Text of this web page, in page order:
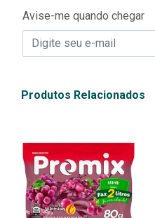
Avise-me quando chegar
Produtos Relacionados